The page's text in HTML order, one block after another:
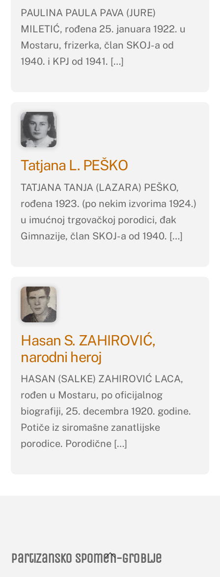
PAULINA PAULA PAVA (JURE)
MILETIĆ, rođena 25. januara 1922. u
Mostaru, frizerka, član SKOJ-a od
1940. i KPJ od 1941. […]
Tatjana L. PEŠKO
TATJANA TANJA (LAZARA) PEŠKO,
rođena 1923. (po nekim izvorima 1924.)
u imućnoj trgovačkoj porodici, đak
Gimnazije, član SKOJ-a od 1940. […]
Hasan S. ZAHIROVIĆ,
narodni heroj
HASAN (SALKE) ZAHIROVIĆ LACA,
rođen u Mostaru, po oficijalnog
biografiji, 25. decembra 1920. godine.
Potiče iz siromašne zanatlijske
porodice. Porodične […]
Back
Partizansko spomen-groblje